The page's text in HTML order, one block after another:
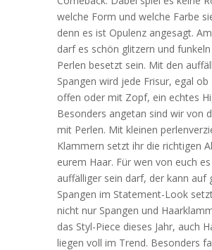
welche Form und welche Farbe
denn es ist Opulenz angesagt.
darf es schön glitzern und
Perlen besetzt sein. Mit den
Spangen wird jede Frisur, egal ob
offen oder mit Zopf, ein echtes
Besonders angetan sind wir von
mit Perlen. Mit kleinen
Klammern setzt ihr die richtigen
eurem Haar. Für wen von euch
auffälliger sein darf, der kann auf
Spangen im Statement-Look
nicht nur Spangen und
das Styl-Piece dieses Jahr, auch
liegen voll im Trend. Besonders